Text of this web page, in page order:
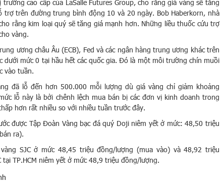
cao cấp của LaSalle Futures Group, cho rằng giá vàng sẽ tăng
trên đường trung bình động 10 và 20 ngày. Bob Haberkorn, nhà
rằng kim loại quý sẽ tăng giá mạnh hơn. Những liều thuốc cứu trợ
vàng.
ương châu Âu (ECB), Fed và các ngân hàng trung ương khác trên
dưới mức 0 tại hầu hết các quốc gia. Đó là một môi trường chín muồi
vào tuần.
đã lỗ đến hơn 500.000 mỗi lượng dù giá vàng chỉ giảm khoảng
lỗ này là bởi chênh lệch mua bán bị các đơn vị kinh doanh trong
hơn rất nhiều so với nhiều tuần trước đây.
được Tập Đoàn Vàng bạc đá quý Doji niêm yết ở mức: 48,50 triệu
ra).
SJC ở mức 48,45 triệu đồng/lượng (mua vào) và 48,92 triệu
TP.HCM niêm yết ở mức 48,9 triệu đồng/lượng.